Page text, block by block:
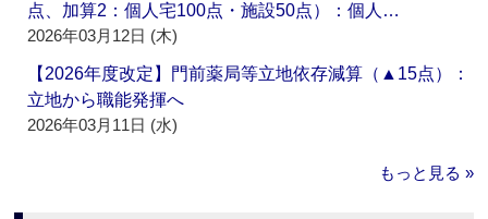
点、加算2：個人宅100点・施設50点）：個人…
2026年03月12日 (木)
【2026年度改定】門前薬局等立地依存減算（▲15点）：
立地から職能発揮へ
2026年03月11日 (水)
もっと見る »